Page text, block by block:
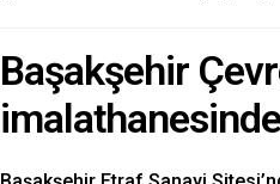
Başakşehir